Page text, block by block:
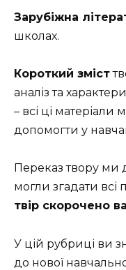
Зарубіжна
школах.
Короткий зміст
аналіз та
– всі ці
допомогти у
Переказ твору
могли згадати всі
твір скорочено
У цій рубриці ви
до нової